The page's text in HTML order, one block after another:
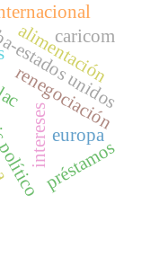
intereses
renegociación
unidos
préstamos
europa
alimentación
caricom